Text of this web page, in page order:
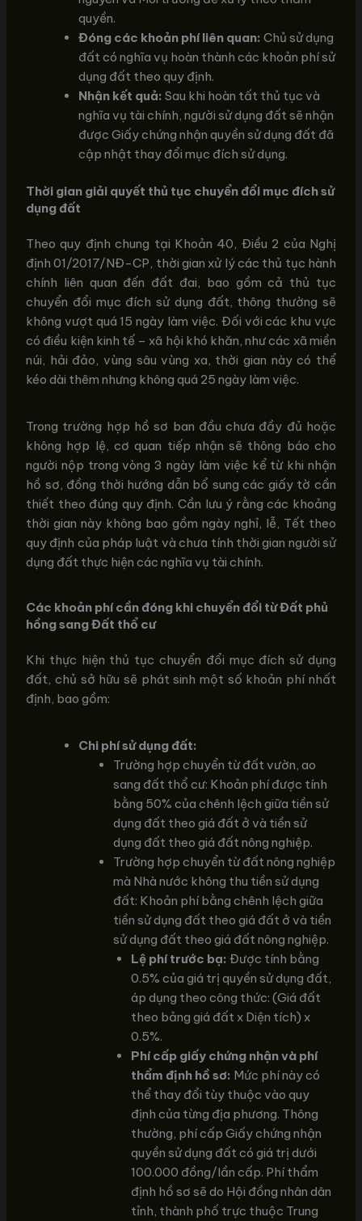
quyền.
Đóng các khoản phí liên quan: Chủ sử dụng
đất có nghĩa vụ hoàn thành các khoản phí sử
dụng đất theo quy định.
Nhận kết quả: Sau khi hoàn tất thủ tục và
nghĩa vụ tài chính, người sử dụng đất sẽ nhận
được Giấy chứng nhận quyền sử dụng đất đã
cập nhật thay đổi mục đích sử dụng.
Thời gian giải quyết thủ tục chuyển đổi mục đích sử
dụng đất
Theo quy định chung tại Khoản 40, Điều 2 của Nghị
định 01/2017/NĐ-CP, thời gian xử lý các thủ tục hành
chính liên quan đến đất đai, bao gồm cả thủ tục
chuyển đổi mục đích sử dụng đất, thông thường sẽ
không vượt quá 15 ngày làm việc. Đối với các khu vực
có điều kiện kinh tế – xã hội khó khăn, như các xã miền
núi, hải đảo, vùng sâu vùng xa, thời gian này có thể
kéo dài thêm nhưng không quá 25 ngày làm việc.
Trong trường hợp hồ sơ ban đầu chưa đầy đủ hoặc
không hợp lệ, cơ quan tiếp nhận sẽ thông báo cho
người nộp trong vòng 3 ngày làm việc kể từ khi nhận
hồ sơ, đồng thời hướng dẫn bổ sung các giấy tờ cần
thiết theo đúng quy định. Cần lưu ý rằng các khoảng
thời gian này không bao gồm ngày nghỉ, lễ, Tết theo
quy định của pháp luật và chưa tính thời gian người sử
dụng đất thực hiện các nghĩa vụ tài chính.
Các khoản phí cần đóng khi chuyển đổi từ Đất phủ
hồng sang Đất thổ cư
Khi thực hiện thủ tục chuyển đổi mục đích sử dụng
đất, chủ sở hữu sẽ phát sinh một số khoản phí nhất
định, bao gồm:
Chi phí sử dụng đất:
Trường hợp chuyển từ đất vườn, ao
sang đất thổ cư: Khoản phí được tính
bằng 50% của chênh lệch giữa tiền sử
dụng đất theo giá đất ở và tiền sử
dụng đất theo giá đất nông nghiệp.
Trường hợp chuyển từ đất nông nghiệp
mà Nhà nước không thu tiền sử dụng
đất: Khoản phí bằng chênh lệch giữa
tiền sử dụng đất theo giá đất ở và tiền
sử dụng đất theo giá đất nông nghiệp.
Lệ phí trước bạ: Được tính bằng
0.5% của giá trị quyền sử dụng đất,
áp dụng theo công thức: (Giá đất
theo bảng giá đất x Diện tích) x
0.5%.
Phí cấp giấy chứng nhận và phí
thẩm định hồ sơ: Mức phí này có
thể thay đổi tùy thuộc vào quy
định của từng địa phương. Thông
thường, phí cấp Giấy chứng nhận
quyền sử dụng đất có giá trị dưới
100.000 đồng/lần cấp. Phí thẩm
định hồ sơ sẽ do Hội đồng nhân dân
tỉnh, thành phố trực thuộc Trung